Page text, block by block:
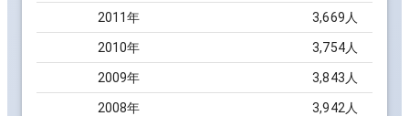
2011年 3,669 人
2010年 3,754人
2009年 3,843 人
2008年 3,942 人